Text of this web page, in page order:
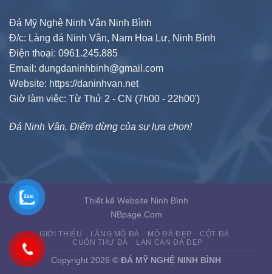
Đá Mỹ Nghệ Ninh Vân Ninh Bình
Đ/c: Làng đá Ninh Vân, Nam Hoa Lư, Ninh Bình
Điện thoại: 0961.245.885
Email: dungdaninhbinh@gmail.com
Website: https://daninhvan.net
Giờ làm việc: Từ Thứ 2 - CN (7h00 - 22h00')
Đá Ninh Vân, Điểm dừng của sự lựa chọn!
Thiết kế Website Ninh Bình
NBpage.Com
GIỚI THIỆU LĂNG MỘ ĐÁ MỘ ĐÁ ĐẸP
CỘT ĐÁ
CUỐN THƯ ĐÁ
LAN CAN ĐÁ ĐẸP
Copyright 2026 © ĐÁ MỸ NGHỆ NINH BÌNH